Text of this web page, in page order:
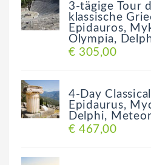
3-tägige Tour
klassische
Epidauros,
Olympia,
€ 305,00
4-Day
Epidaurus,
Delphi,
€ 467,00